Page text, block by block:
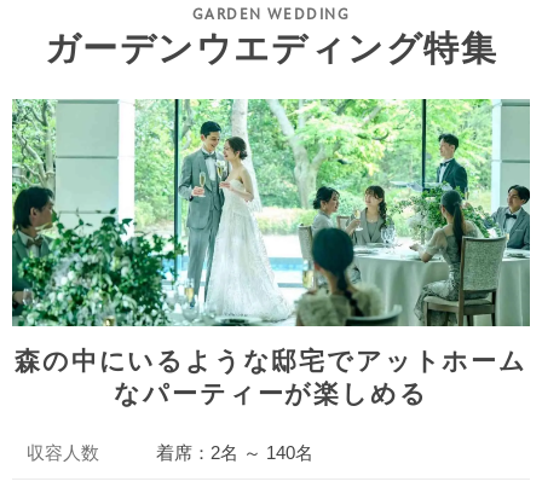
ガーデンウエディング特集
森の中にいるような邸宅でアットホーム
なパーティーが楽しめる
収容人数 着席：2名 ～ 140名